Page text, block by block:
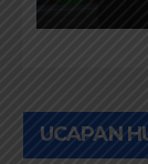
UCAPAN